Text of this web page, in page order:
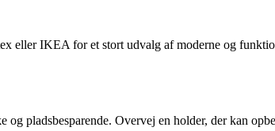
eller IKEA for et stort udvalg af moderne og
pladsbesparende. Overvej en holder, der kan